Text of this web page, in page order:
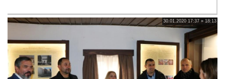
30.01.2020 17:37 » 18:13